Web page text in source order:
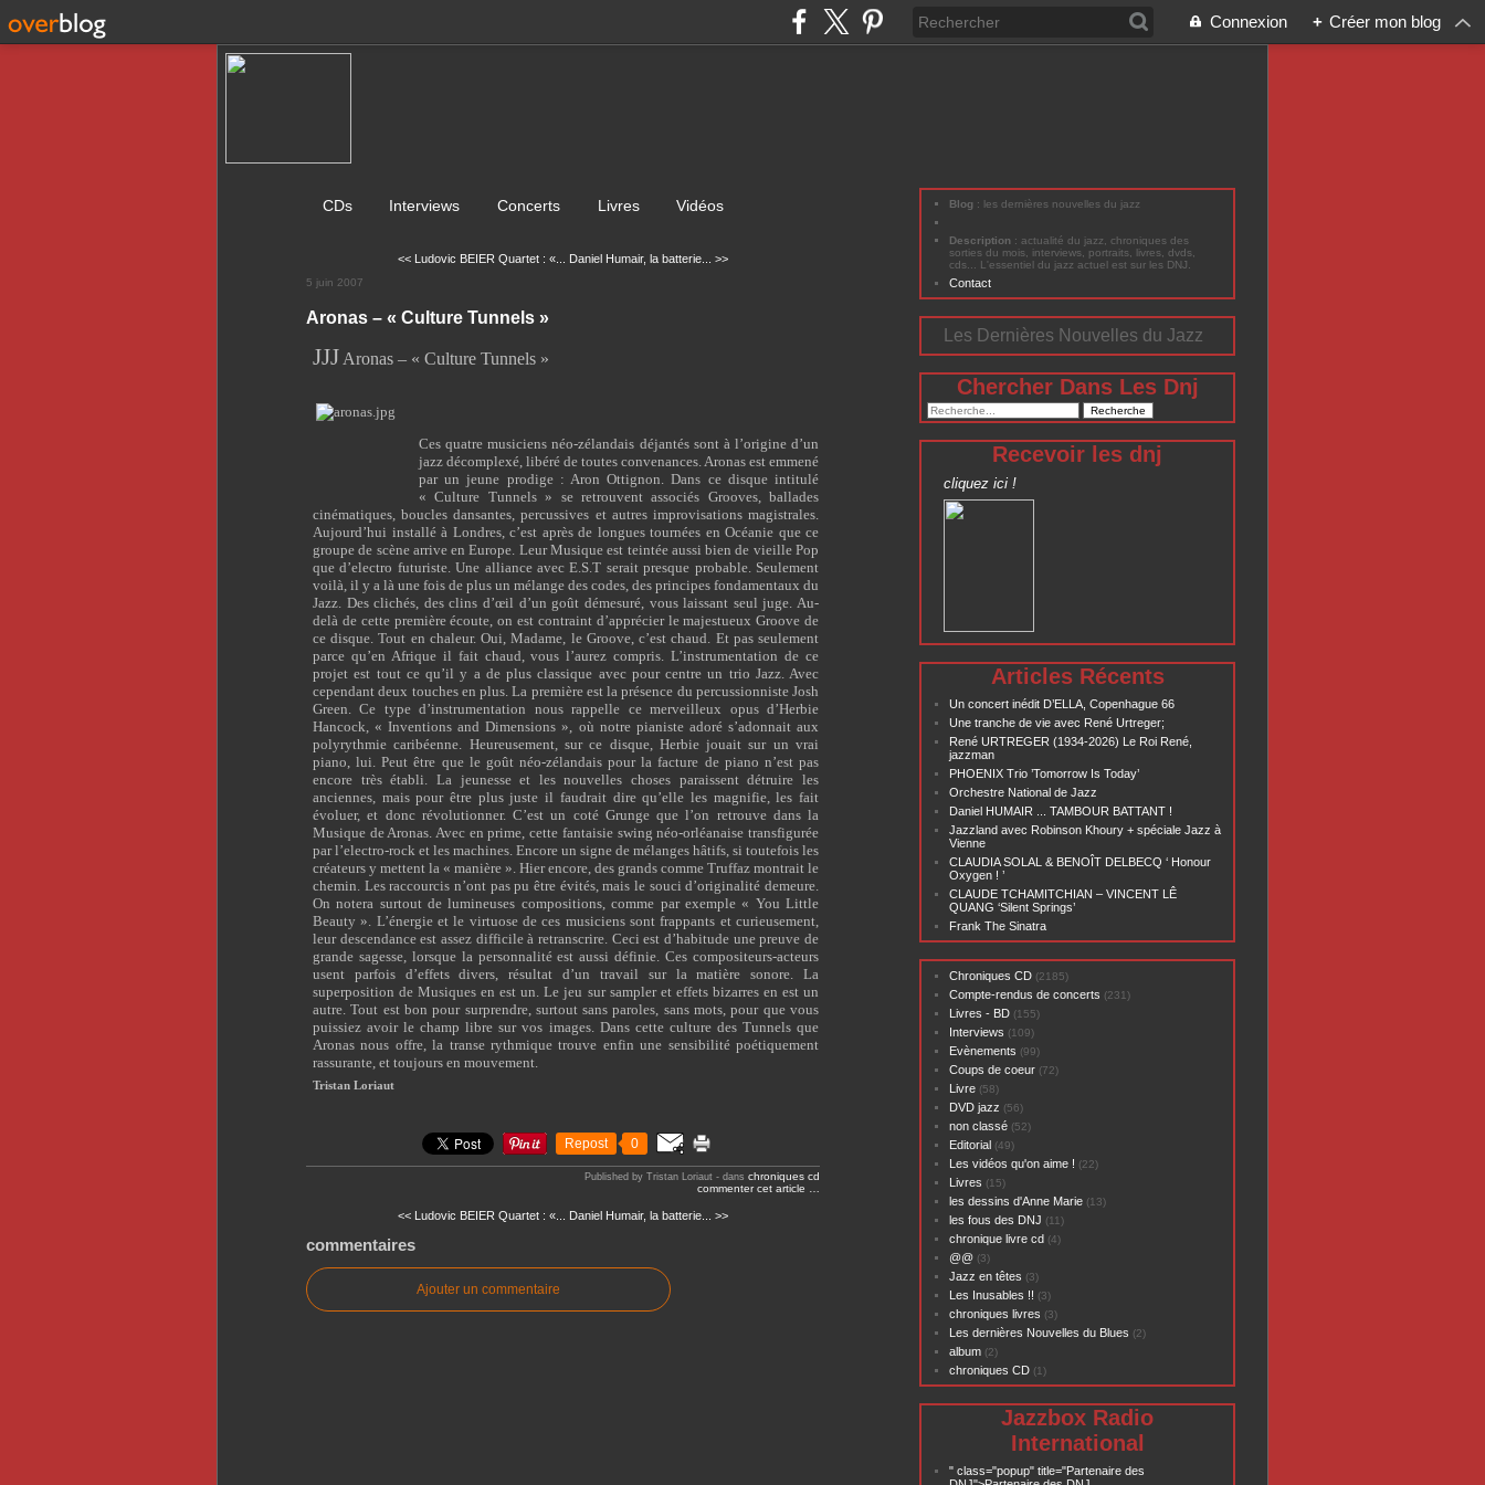
Connexion + Créer mon blog
CDs Interviews Concerts Livres Vidéos
<< Ludovic BEIER Quartet : «... Daniel Humair, la batterie... >>
5 juin 2007
Aronas – « Culture Tunnels »
JJJ Aronas – « Culture Tunnels »
Ces quatre musiciens néo-zélandais déjantés sont à l’origine d’un
jazz décomplexé, libéré de toutes convenances. Aronas est emmené
par un jeune prodige : Aron Ottignon. Dans ce disque intitulé
« Culture Tunnels » se retrouvent associés Grooves, ballades
cinématiques, boucles dansantes, percussives et autres improvisations magistrales.
Aujourd’hui installé à Londres, c’est après de longues tournées en Océanie que ce
groupe de scène arrive en Europe. Leur Musique est teintée aussi bien de vieille Pop
que d’electro futuriste. Une alliance avec E.S.T serait presque probable. Seulement
voilà, il y a là une fois de plus un mélange des codes, des principes fondamentaux du
Jazz. Des clichés, des clins d’œil d’un goût démesuré, vous laissant seul juge. Au-
delà de cette première écoute, on est contraint d’apprécier le majestueux Groove de
ce disque. Tout en chaleur. Oui, Madame, le Groove, c’est chaud. Et pas seulement
parce qu’en Afrique il fait chaud, vous l’aurez compris. L’instrumentation de ce
projet est tout ce qu’il y a de plus classique avec pour centre un trio Jazz. Avec
cependant deux touches en plus. La première est la présence du percussionniste Josh
Green. Ce type d’instrumentation nous rappelle ce merveilleux opus d’Herbie
Hancock, « Inventions and Dimensions », où notre pianiste adoré s’adonnait aux
polyrythmie caribéenne. Heureusement, sur ce disque, Herbie jouait sur un vrai
piano, lui. Peut être que le goût néo-zélandais pour la facture de piano n’est pas
encore très établi. La jeunesse et les nouvelles choses paraissent détruire les
anciennes, mais pour être plus juste il faudrait dire qu’elle les magnifie, les fait
évoluer, et donc révolutionner. C’est un coté Grunge que l’on retrouve dans la
Musique de Aronas. Avec en prime, cette fantaisie swing néo-orléanaise transfigurée
par l’electro-rock et les machines. Encore un signe de mélanges hâtifs, si toutefois les
créateurs y mettent la « manière ». Hier encore, des grands comme Truffaz montrait le
chemin. Les raccourcis n’ont pas pu être évités, mais le souci d’originalité demeure.
On notera surtout de lumineuses compositions, comme par exemple « You Little
Beauty ». L’énergie et le virtuose de ces musiciens sont frappants et curieusement,
leur descendance est assez difficile à retranscrire. Ceci est d’habitude une preuve de
grande sagesse, lorsque la personnalité est aussi définie. Ces compositeurs-acteurs
usent parfois d’effets divers, résultat d’un travail sur la matière sonore. La
superposition de Musiques en est un. Le jeu sur sampler et effets bizarres en est un
autre. Tout est bon pour surprendre, surtout sans paroles, sans mots, pour que vous
puissiez avoir le champ libre sur vos images. Dans cette culture des Tunnels que
Aronas nous offre, la transe rythmique trouve enfin une sensibilité poétiquement
rassurante, et toujours en mouvement.
Tristan Loriaut
Repost 0
Published by Tristan Loriaut - dans chroniques cd
commenter cet article
<< Ludovic BEIER Quartet : «... Daniel Humair, la batterie... >>
commentaires
Ajouter un commentaire
Blog : les dernières nouvelles du jazz
Description : actualité du jazz, chroniques des
sorties du mois, interviews, portraits, livres, dvds,
cds... L'essentiel du jazz actuel est sur les DNJ.
Contact
Les Dernières Nouvelles du Jazz
Chercher Dans Les Dnj
Recevoir les dnj
cliquez ici !
Articles Récents
Un concert inédit D’ELLA, Copenhague 66
Une tranche de vie avec René Urtreger;
René URTREGER (1934-2026) Le Roi René,
jazzman
PHOENIX Trio ’Tomorrow Is Today’
Orchestre National de Jazz
Daniel HUMAIR ... TAMBOUR BATTANT !
Jazzland avec Robinson Khoury + spéciale Jazz à
Vienne
CLAUDIA SOLAL & BENOÎT DELBECQ ‘ Honour
Oxygen ! ’
CLAUDE TCHAMITCHIAN – VINCENT LÊ
QUANG ‘Silent Springs’
Frank The Sinatra
Chroniques CD (2185)
Compte-rendus de concerts (231)
Livres - BD (155)
Interviews (109)
Evènements (99)
Coups de coeur (72)
Livre (58)
DVD jazz (56)
non classé (52)
Editorial (49)
Les vidéos qu'on aime ! (22)
Livres (15)
les dessins d'Anne Marie (13)
les fous des DNJ (11)
chronique livre cd (4)
@@ (3)
Jazz en têtes (3)
Les Inusables !! (3)
chroniques livres (3)
Les dernières Nouvelles du Blues (2)
album (2)
chroniques CD (1)
Jazzbox Radio
International
" class="popup" title="Partenaire des